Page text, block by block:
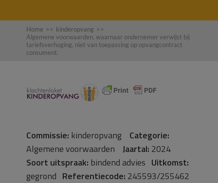
Home >> kinderopvang >>
Algemene voorwaarden, waarnaar ondernemer verwijst bij
tariefsverhoging, niet van toepassing op opvangcontract
consument.
Commissie: kinderopvang Categorie:
Algemene voorwaarden Jaartal: 2024
Soort uitspraak: bindend advies Uitkomst:
gegrond Referentiecode: 245593/255462